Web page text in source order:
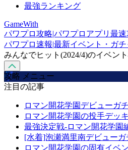
最強ランキング
GameWith
パワプロ攻略|パワプロアプリ最速
パワプロ速報|最新イベント・ガ
みんなでヒット(2024/4)のイベン
攻略 メニュー
注目の記事
ロマン開花学園デビューガ
ロマン開花学園の投手デッ
最強決定戦-ロマン開花学園
[水着]泡瀬満里南デビュー
ロマン開花学園の固有イベ